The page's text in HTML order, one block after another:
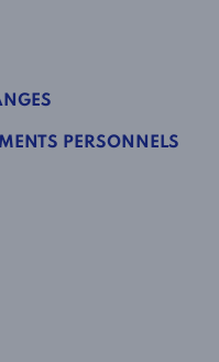
PERSONNELS